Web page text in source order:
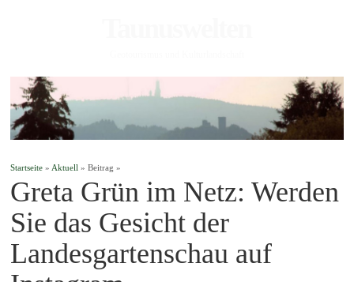
Startseite » Aktuell » Beitrag »
Greta Grün im Netz: Werden
Sie das Gesicht der
Landesgartenschau auf